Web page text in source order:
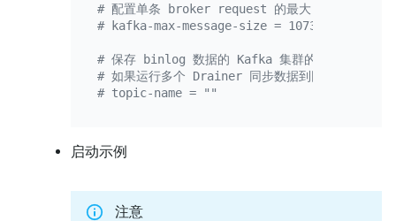
# 配置单条 broker request 的最大 size（单位
# kafka-max-message-size = 1073741824
# 保存 binlog 数据的 Kafka 集群的 topic 名
# 如果运行多个 Drainer 同步数据到同一个
# topic-name = ""
启动示例
注意